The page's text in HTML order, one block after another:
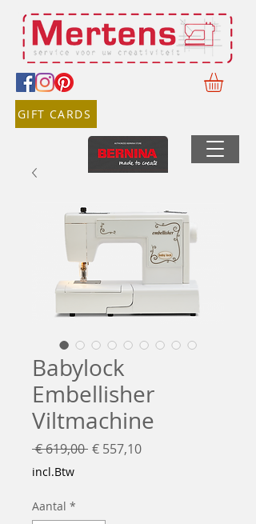
GIFT CARDS
Babylock
Embellisher
Viltmachine
€ 619,00 Normale
€ 557,10Verkoopprijs
incl.Btw
Aantal *